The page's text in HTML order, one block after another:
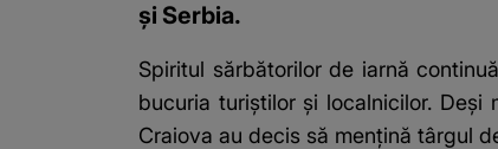
și Serbia.
Spiritul sărbătorilor de iarnă
bucuria turiștilor și localnicilor.
Craiova au decis să mențină târgul